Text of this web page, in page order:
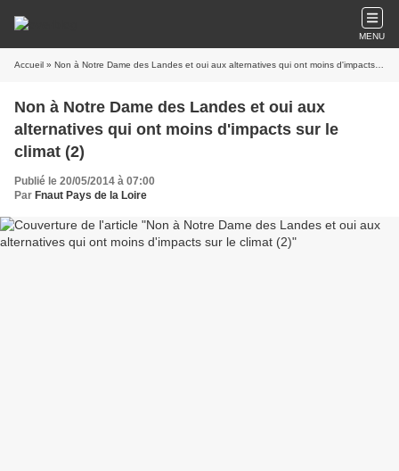
MENU
Accueil » Non à Notre Dame des Landes et oui aux alternatives qui ont moins d'impacts sur le climat (2)
Non à Notre Dame des Landes et oui aux
alternatives qui ont moins d'impacts sur le
climat (2)
Publié le 20/05/2014 à 07:00
Par Fnaut Pays de la Loire